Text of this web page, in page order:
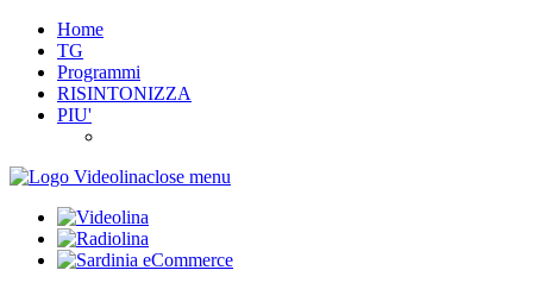
Home
TG
Programmi
RISINTONIZZA
PIU'
close menu